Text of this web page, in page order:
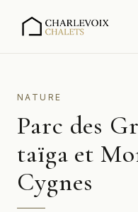
NATURE
Parc des
taïga et
Cygnes